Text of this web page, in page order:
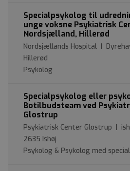
Specialpsykolog til
unge voksne Psykiatrisk
Nordsjælland, Hillerød
Nordsjællands Hospital |
Hillerød
Psykolog
Specialpsykolog eller
Botilbudsteam ved
Glostrup
Psykiatrisk Center Glostrup |
2635 Ishøj
Psykolog & Psykolog med